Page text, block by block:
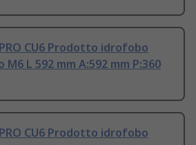
CU6 Prodotto idrofobo
L 592 mm A:592 mm P:360
CU6 Prodotto idrofobo